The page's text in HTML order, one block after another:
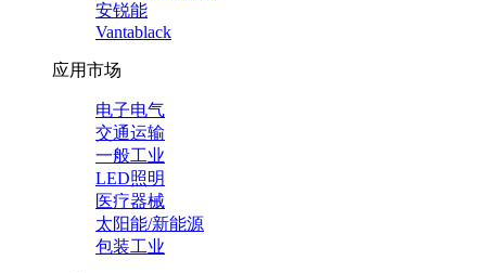
安锐能
Vantablack
应用市场
电子电气
交通运输
一般工业
LED照明
医疗器械
太阳能/新能源
包装工业